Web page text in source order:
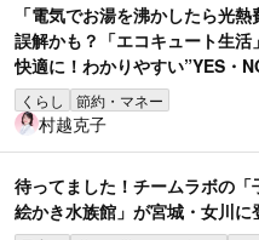
「電気でお湯を沸かしたら光
誤解かも？「エコキュート生活
快適に！わかりやすい”YES・
くらし 節約・マネー
村越克子
待ってました！チームラボの
絵かき水族館」が宮城・女川に